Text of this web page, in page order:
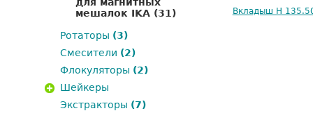
Вкладыш H
мешалок IKA (31)
Ротаторы (3)
Смесители (2)
Флокуляторы (2)
Шейкеры
Экстракторы (7)